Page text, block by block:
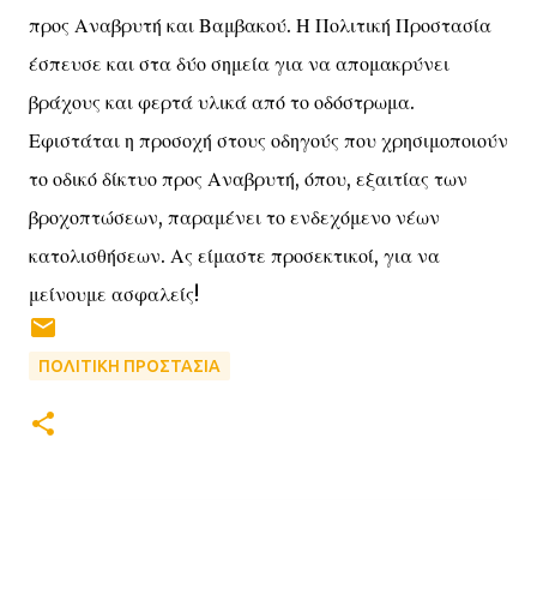
προς Αναβρυτή και Βαμβακού. Η Πολιτική Προστασία
έσπευσε και στα δύο σημεία για να απομακρύνει
βράχους και φερτά υλικά από το οδόστρωμα.
Εφιστάται η προσοχή στους οδηγούς που χρησιμοποιούν
το οδικό δίκτυο προς Αναβρυτή, όπου, εξαιτίας των
βροχοπτώσεων, παραμένει το ενδεχόμενο νέων
κατολισθήσεων. Ας είμαστε προσεκτικοί, για να
μείνουμε ασφαλείς!
ΠΟΛΙΤΙΚΗ ΠΡΟΣΤΑΣΙΑ